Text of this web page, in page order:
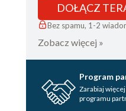
DOŁĄCZ
Bez spamu, 1-2
Zobacz więcej »
Program
Zarabiaj
programu